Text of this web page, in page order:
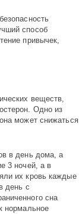
способ
привычек,
веществ,
Одно из
может снижаться
в день дома, а
3 ночей, а в
их кровь каждые
день с
сна
нормальное